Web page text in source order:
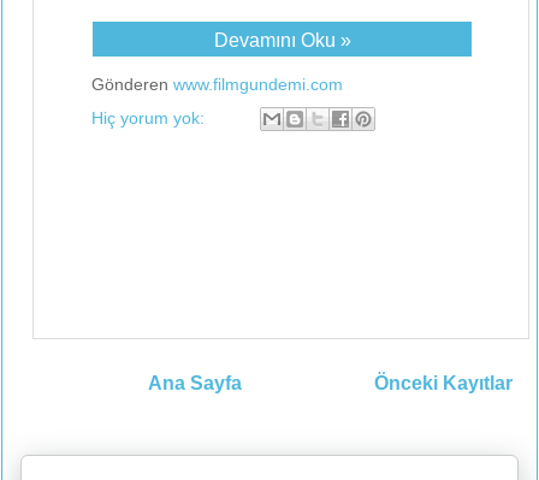
Devamını Oku »
Gönderen www.filmgundemi.com
Hiç yorum yok:
Önceki Kayıtlar
Ana Sayfa